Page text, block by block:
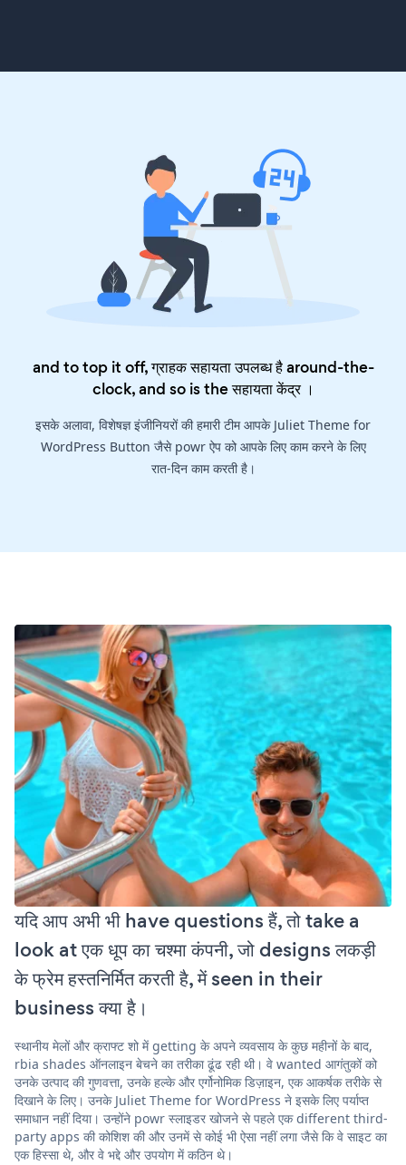
and to top it off, ग्राहक सहायता उपलब्ध है around-the-
clock, and so is theसहायता केंद्र।
इसके अलावा, विशेषज्ञ इंजीनियरों की हमारी टीम आपके Juliet Theme for
WordPress Button जैसे powr ऐप को आपके लिए काम करने के लिए
रात-दिन काम करती है।
यदि आप अभी भी have questions हैं, तो take a
look at एक धूप का चश्मा कंपनी, जो designs लकड़ी
के फ्रेम हस्तनिर्मित करती है, में seen in their
business क्या है।
स्थानीय मेलों और क्राफ्ट शो में getting के अपने व्यवसाय के कुछ महीनों के बाद,
rbia shades ऑनलाइन बेचने का तरीका ढूंढ रही थी। वे wanted आगंतुकों को
उनके उत्पाद की गुणवत्ता, उनके हल्के और एर्गोनोमिक डिज़ाइन, एक आकर्षक तरीके से
दिखाने के लिए। उनके Juliet Theme for WordPress ने इसके लिए पर्याप्त
समाधान नहीं दिया। उन्होंने powr स्लाइडर खोजने से पहले एक different third-
party apps की कोशिश की और उनमें से कोई भी ऐसा नहीं लगा जैसे कि वे साइट का
एक हिस्सा थे, और वे भद्दे और उपयोग में कठिन थे।